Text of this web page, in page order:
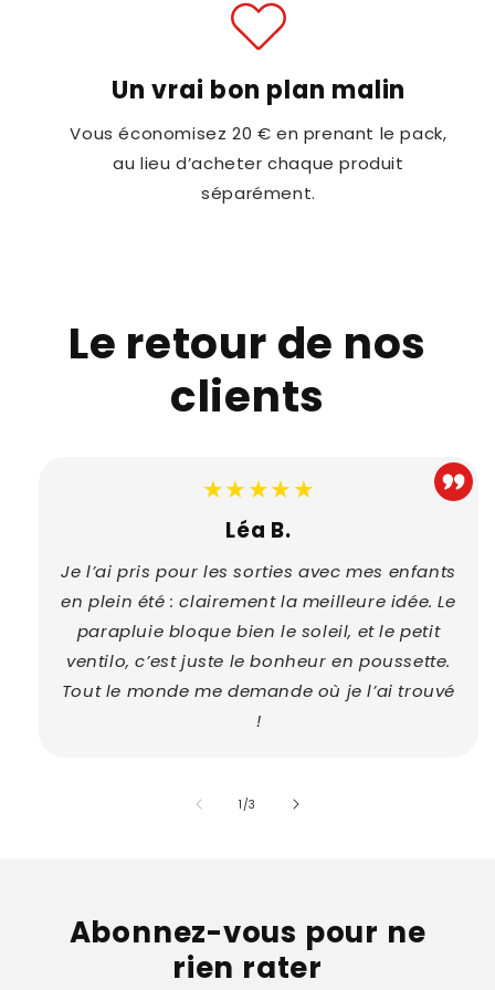
Un vrai bon plan malin
Vous économisez 20 € en prenant le pack,
au lieu d’acheter chaque produit
séparément.
Le retour de nos
clients
★★★★★
Léa B.
Je l’ai pris pour les sorties avec mes enfants
en plein été : clairement la meilleure idée. Le
parapluie bloque bien le soleil, et le petit
ventilo, c’est juste le bonheur en poussette.
Tout le monde me demande où je l’ai trouvé
!
1 /of
3
Abonnez-vous pour ne
rien rater